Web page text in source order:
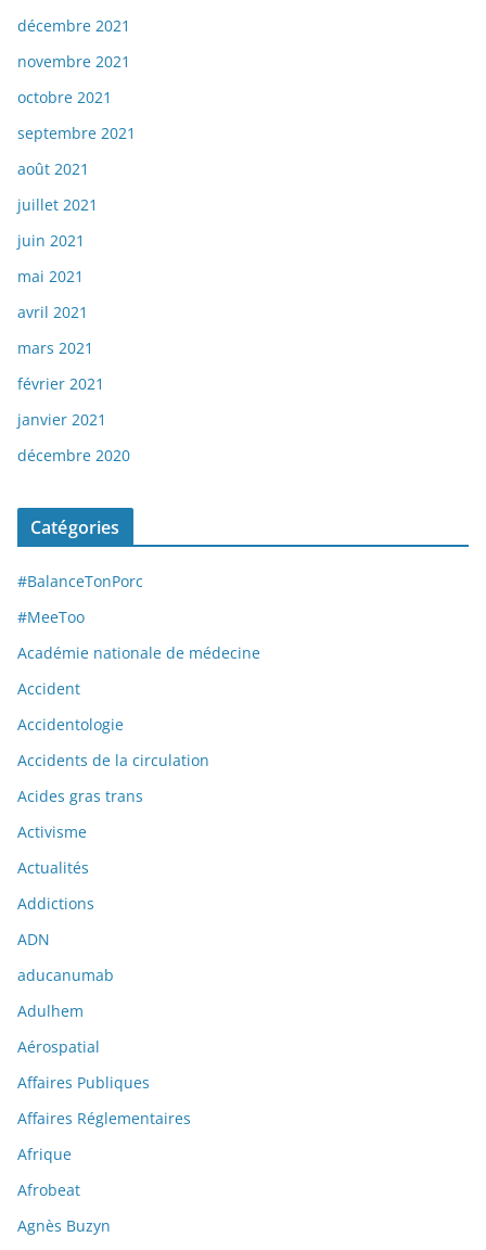
décembre 2021
novembre 2021
octobre 2021
septembre 2021
août 2021
juillet 2021
juin 2021
mai 2021
avril 2021
mars 2021
février 2021
janvier 2021
décembre 2020
Catégories
#BalanceTonPorc
#MeeToo
Académie nationale de médecine
Accident
Accidentologie
Accidents de la circulation
Acides gras trans
Activisme
Actualités
Addictions
ADN
aducanumab
Adulhem
Aérospatial
Affaires Publiques
Affaires Réglementaires
Afrique
Afrobeat
Agnès Buzyn